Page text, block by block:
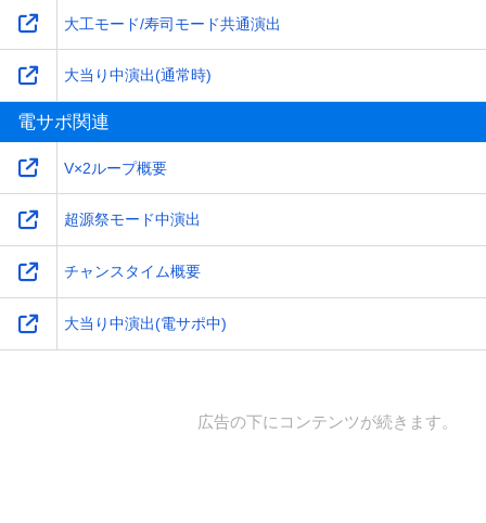
大工モード/寿司モード共通演出
大当り中演出(通常時)
電サポ関連
V×2ループ概要
超源祭モード中演出
チャンスタイム概要
大当り中演出(電サポ中)
広告の下にコンテンツが続きます。